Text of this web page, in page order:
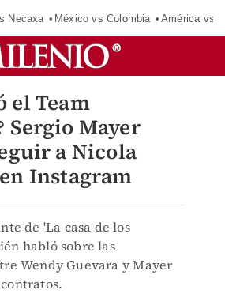
Necaxa México vs Colombia América vs
el Team
Mayer
a Nicola
Instagram
de 'La casa de los
habló sobre las
Wendy Guevara y Mayer